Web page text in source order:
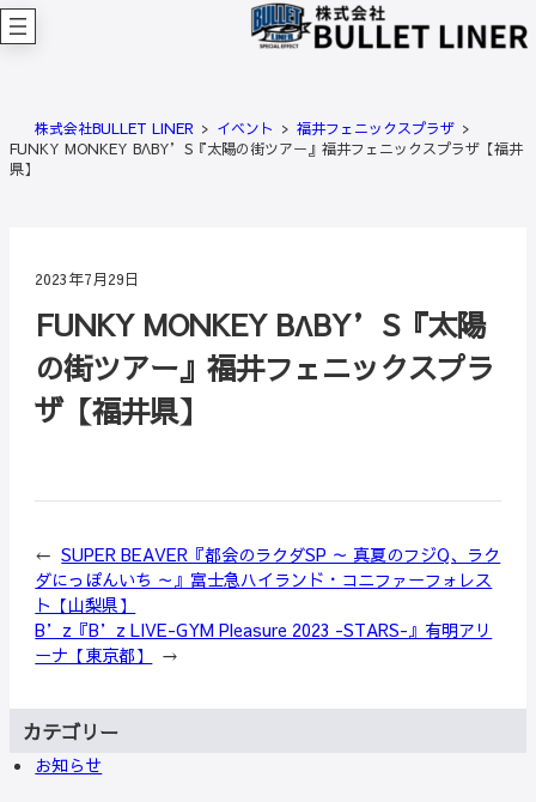
内
容
ッ
プ
株式会社BULLET LINER イベント
福井フェニックスプラザ
FUNKY MONKEY BΛBY’S『太陽の街ツアー』福井フェニックスプラザ【福井
県】
2023年7月29日
FUNKY MONKEY BΛBY’S『太陽
の街ツアー』福井フェニックスプラ
ザ【福井県】
← SUPER BEAVER『都会のラクダSP ～ 真夏のフジQ、ラク
ダにっぽんいち ～』富士急ハイランド・コニファーフォレス
ト【山梨県】
B’z『B’z LIVE-GYM Pleasure 2023 -STARS-』有明アリ
ーナ【東京都】
→
カテゴリー
お知らせ